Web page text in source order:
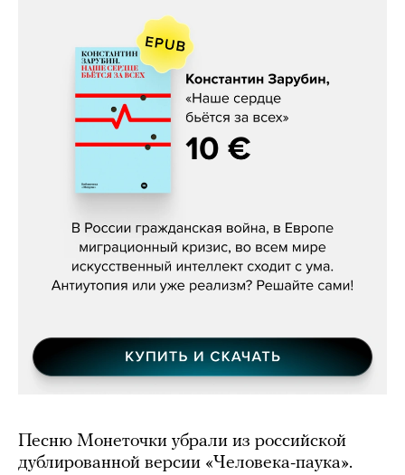
Константин Зарубин, «Наше сердце
Песню Монеточки убрали из российской
дублированной версии «Человека-паука».